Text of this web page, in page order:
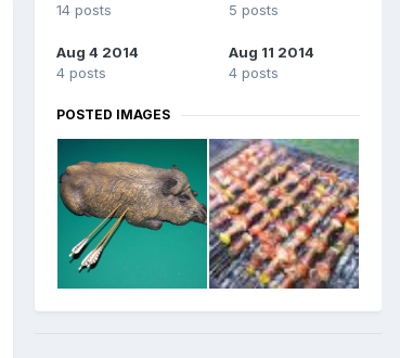
14 posts
5 posts
Aug 4 2014
4 posts
Aug 11 2014
4 posts
POSTED IMAGES